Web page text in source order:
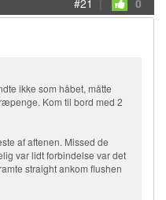
ikke som håbet, måtte
Kom til bord med 2
af aftenen. Missed de
var lidt forbindelse var det
straight ankom flushen